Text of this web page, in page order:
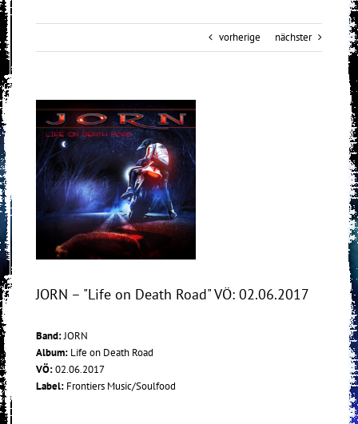
vorherige nächster
View
Larger
Image
JORN – "Life on Death Road" VÖ: 02.06.2017
Band:JORN
Album: Life on Death Road
VÖ:02.06.2017
Label: Frontiers Music/Soulfood